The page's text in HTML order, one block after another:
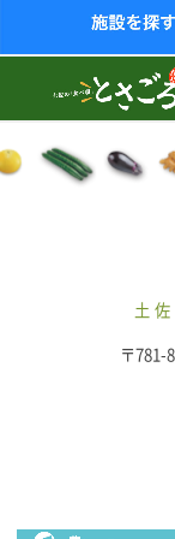
土
〒781-